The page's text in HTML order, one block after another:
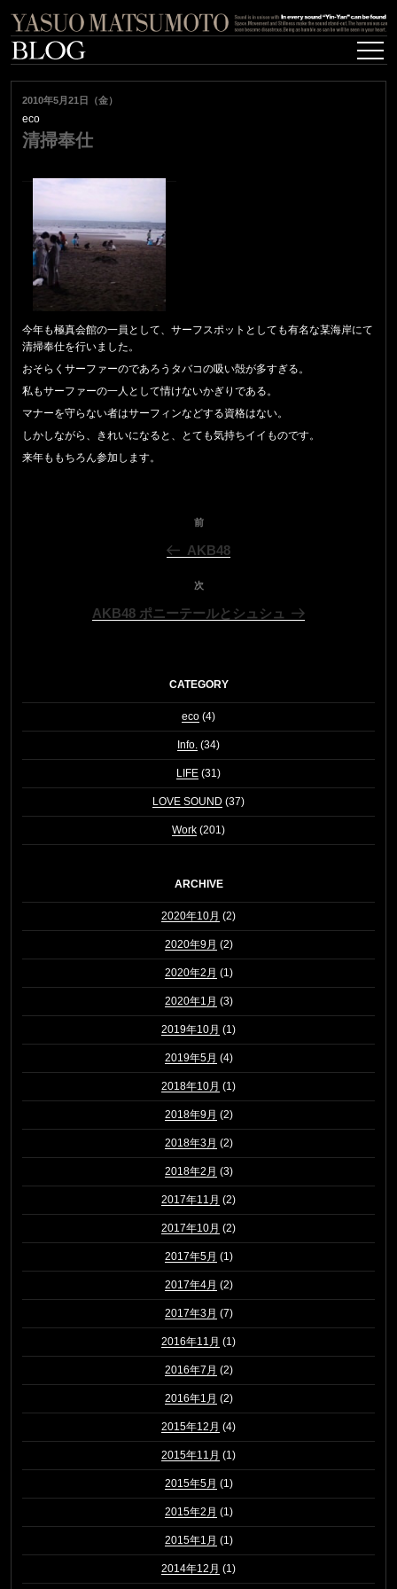
2010年5月21日（金）
eco
清掃奉仕
今年も極真会館の一員として、サーフスポットとしても有名な某海岸にて
清掃奉仕を行いました。
おそらくサーファーのであろうタバコの吸い殻が多すぎる。
私もサーファーの一人として情けないかぎりである。
マナーを守らない者はサーフィンなどする資格はない。
しかしながら、きれいになると、とても気持ちイイものです。
来年ももちろん参加します。
過
の
稿
前
AKB48
次
投
次
AKB48 ポニーテールとシュシュ
CATEGORY
eco (4)
Info. (34)
LIFE (31)
LOVE SOUND (37)
Work (201)
ARCHIVE
2020年10月 (2)
2020年9月 (2)
2020年2月 (1)
2020年1月 (3)
2019年10月 (1)
2019年5月 (4)
2018年10月 (1)
2018年9月 (2)
2018年3月 (2)
2018年2月 (3)
2017年11月 (2)
2017年10月 (2)
2017年5月 (1)
2017年4月 (2)
2017年3月 (7)
2016年11月 (1)
2016年7月 (2)
2016年1月 (2)
2015年12月 (4)
2015年11月 (1)
2015年5月 (1)
2015年2月 (1)
2015年1月 (1)
2014年12月 (1)